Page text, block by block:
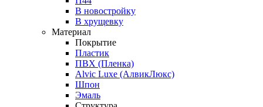
В новостройку
В хрущевку
Материал
Покрытие
Пластик
ПВХ (Пленка)
Alvic Luxe (АлвикЛюкс)
Шпон
Эмаль